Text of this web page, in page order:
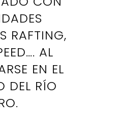
RAFTING,
AL
EN EL
DEL RÍO